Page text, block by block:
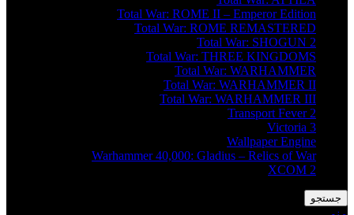
Total War: ROME II – Emperor Edition
Total War: ROME REMASTERED
Total War: SHOGUN 2
Total War: THREE KINGDOMS
Total War: WARHAMMER
Total War: WARHAMMER II
Total War: WARHAMMER III
Transport Fever 2
Victoria 3
Wallpaper Engine
Warhammer 40,000: Gladius – Relics of War
XCOM 2
جستجو